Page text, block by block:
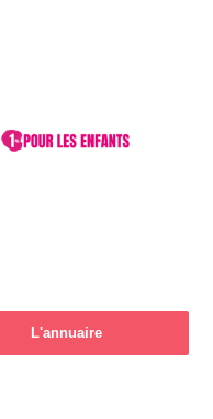
L'annuaire